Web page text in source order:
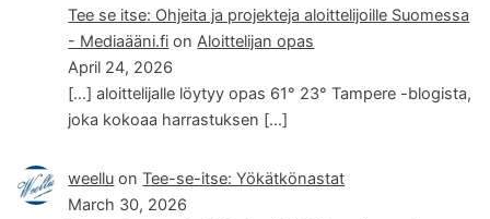
Tee se itse: Ohjeita ja projekteja aloittelijoille Suomessa
- Mediaääni.fi onAloittelijan opas
April 24, 2026
[…] aloittelijalle löytyy opas 61° 23° Tampere -blogista,
joka kokoaa harrastuksen […]
weellu onTee-se-itse: Yökätkönastat
March 30, 2026